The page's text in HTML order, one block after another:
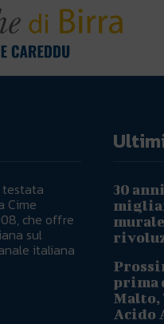
testata
Cime
che offre
sul
italiana
30
prima
Acido